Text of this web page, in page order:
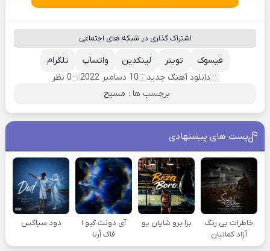
اشتراک گذاری در شبکه های اجتماعی
تلگرام واتساپ لینکدین تویتر
فیسوک
دانلود آهنگ جدید
10 دسامبر 2022
0 نظر
برچسب ها : مسیح
پست های پیشنهادی
خاطرات بی رنگ
آزاد کمالیان
بزا برو شایان یو
آی دونت گیو ا
فاک آرتا
دود سیاکس